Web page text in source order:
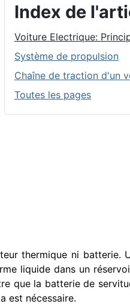
Index de
Voiture Electrique:
Système de propulsion
Chaîne de traction d'un
Toutes les pages
thermique ni batterie.
liquide dans un
que la batterie de
est nécessaire.